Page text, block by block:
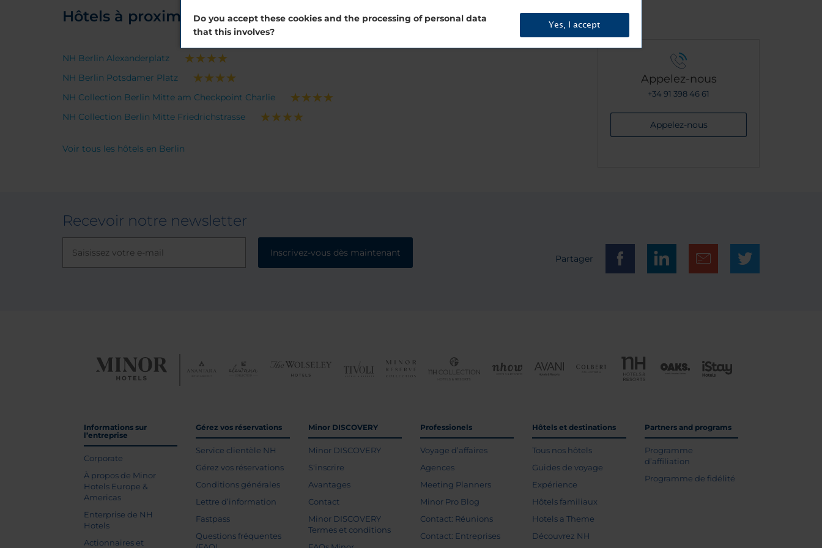
Hôtels à proximité
NH Berlin Alexanderplatz
NH Berlin Potsdamer Platz
NH Collection Berlin Mitte am Checkpoint Charlie
NH Collection Berlin Mitte Friedrichstrasse
Voir tous les hôtels en Berlin
Appelez-nous
+34 91 398 46 61
Appelez-nous
Recevoir notre newsletter
Inscrivez-vous dès maintenant
Partager
Informations sur
l’entreprise
Corporate
À propos de Minor
Hotels Europe &
Americas
Enterprise de NH
Hotels
Actionnaires et
Gérez vos réservations
Service clientèle NH
Gérez vos réservations
Conditions générales
Lettre d’information
Fastpass
Questions fréquentes
Minor DISCOVERY
Minor DISCOVERY
S'inscrire
Avantages
Contact
Minor DISCOVERY
Termes et conditions
Professionels
Voyage d’affaires
Agences
Meeting Planners
Minor Pro Blog
Contact: Réunions
Contact: Entreprises
Hôtels et destinations
Tous nos hôtels
Guides de voyage
Expérience
Hôtels familiaux
Hotels a Theme
Découvrez NH
Partners and programs
Programme
d’affiliation
Programme de fidélité
Do you accept these cookies and the processing of personal data
that this involves?
Yes, I accept